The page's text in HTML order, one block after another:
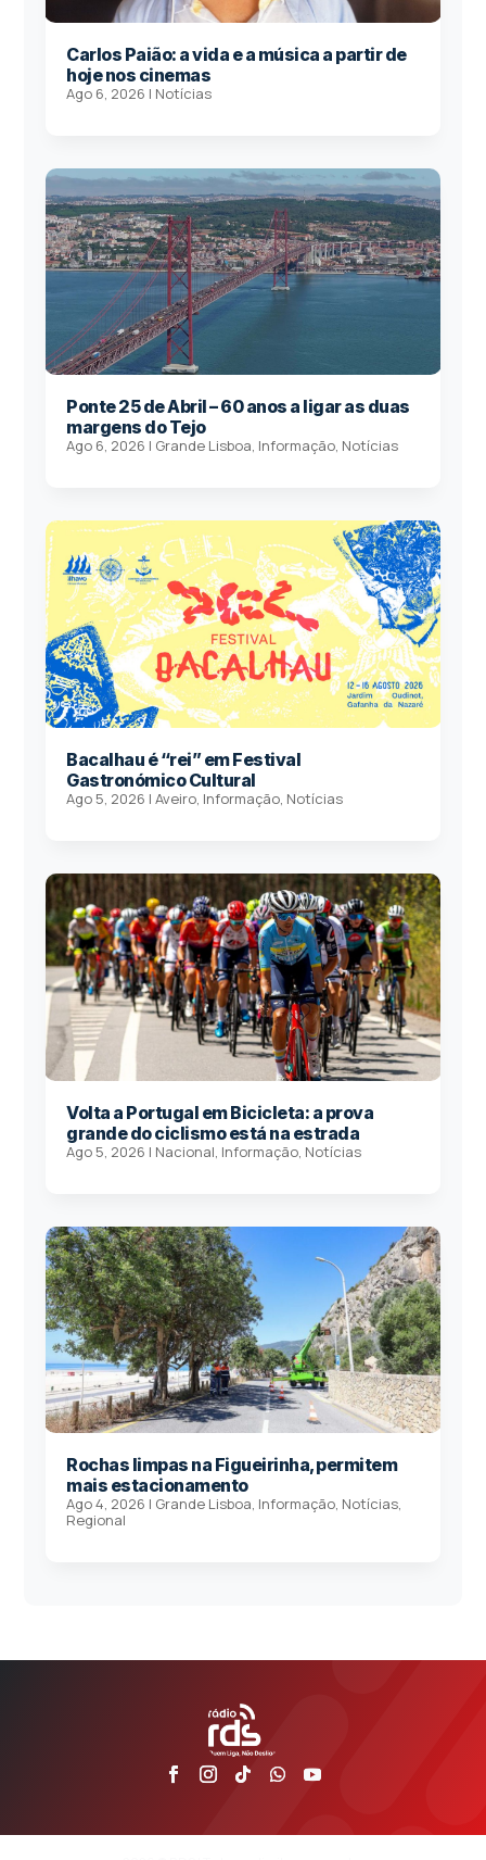
Carlos Paião: a vida e a música a partir de
hoje nos cinemas
Ago 6, 2026 | Notícias
Ponte 25 de Abril – 60 anos a ligar as duas
margens do Tejo
Ago 6, 2026 | Grande Lisboa, Informação, Notícias
Bacalhau é “rei” em Festival
Gastronómico Cultural
Ago 5, 2026 |Aveiro, Informação, Notícias
Volta a Portugal em Bicicleta: a prova
grande do ciclismo está na estrada
Ago 5, 2026 | Nacional, Informação, Notícias
Rochas limpas na Figueirinha, permitem
mais estacionamento
Ago 4, 2026 | Grande Lisboa, Informação, Notícias,
Regional